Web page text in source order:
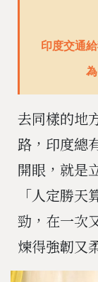
印度交通
去同樣的地
路，印度總
開眼，就是
「人定勝
勁，在一次
煉得強韌又